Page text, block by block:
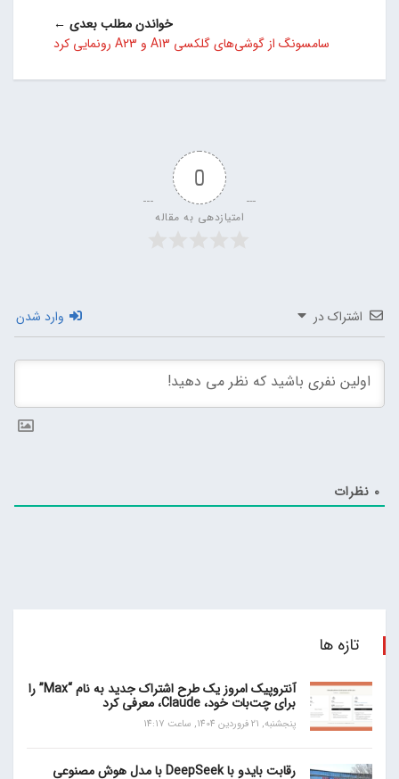
خواندن مطلب بعدی ←
سامسونگ از گوشی‌های گلکسی A13 و A23 رونمایی کرد
0
امتیازدهی به مقاله
اشتراک در وارد شدن
0 نظرات
تازه ها
آنتروپیک امروز یک طرح اشتراک جدید به نام “Max” را
برای چت‌بات خود، Claude، معرفی کرد
پنجشنبه, 21 فروردین 1404, ساعت 14:17
رقابت بایدو با DeepSeek با مدل هوش مصنوعی